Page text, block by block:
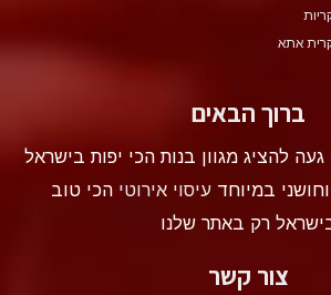
אתא
ברוך הבאים
אתר discret-room געה להציג מגוון בנות הכי יפות בישראל
במיוחדעיסוי אירוטי הכי טוב
רק באתר שלנו
צור קשר